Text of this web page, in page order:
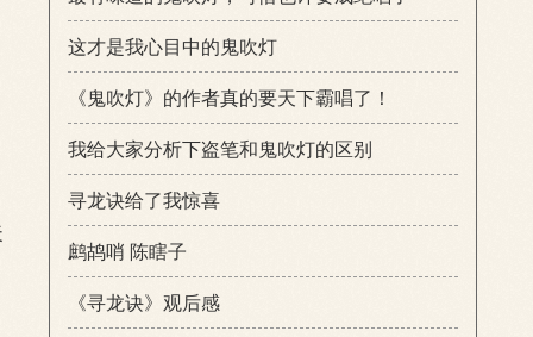
这才是我心目中的鬼吹灯
《鬼吹灯》的作者真的要天下霸唱了！
我给大家分析下盗笔和鬼吹灯的区别
寻龙诀给了我惊喜
鹧鸪哨 陈瞎子
《寻龙诀》观后感